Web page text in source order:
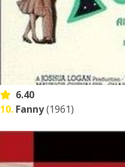
6.40
10. Fanny(1961)